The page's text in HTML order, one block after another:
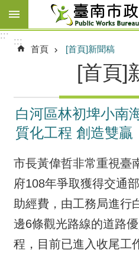
跳到主要內容區塊
:::
:::
首頁 [首頁]新聞稿
[首頁]
白河區林初埤小南
質化工程 創造雙贏
市長黃偉哲非常重視臺
府108年爭取獲得交通
助經費，由工務局進行
邊6條觀光路線的道路
程，目前已進入收尾工